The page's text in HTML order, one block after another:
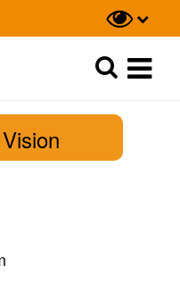
Suche